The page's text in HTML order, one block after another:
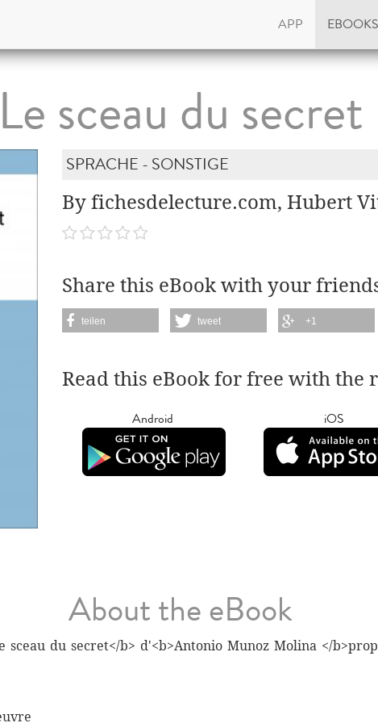
APP EBOOKS
sceau du secret
SPRACHE - SONSTIGE
By fichesdelecture.com, Hubert
Share this eBook with your
teilen tweet +1
Read this eBook for free with the
Android iOS
About the eBook
du secret</b> d'<b>Antonio Munoz Molina </